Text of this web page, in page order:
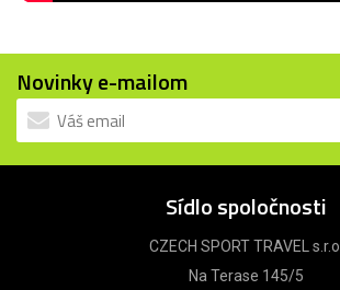
Novinky e-mailom
Sídlo spoločnosti
CZECH SPORT TRAVEL s.r.o.
Na Terase 145/5